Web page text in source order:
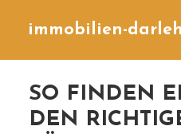
immobilien-
SO FINDEN
DEN